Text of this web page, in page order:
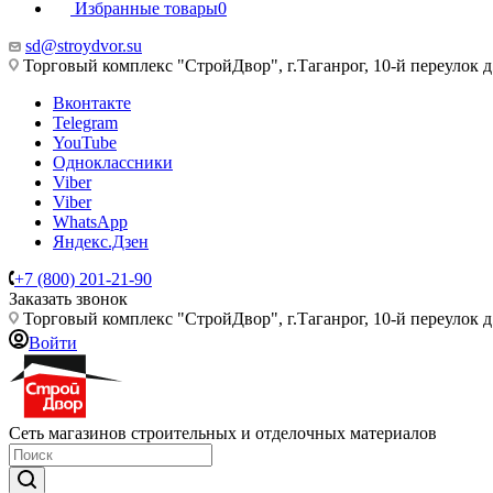
Избранные товары0
sd@stroydvor.su
Торговый комплекс "СтройДвор", г.Таганрог, 10-й переулок
Вконтакте
Telegram
YouTube
Одноклассники
Viber
Viber
WhatsApp
Яндекс.Дзен
+7 (800) 201-21-90
Заказать звонок
Торговый комплекс "СтройДвор", г.Таганрог, 10-й переулок
Войти
Сеть магазинов строительных и отделочных материалов